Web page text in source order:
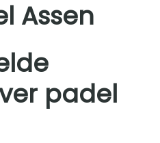
Assen
padel